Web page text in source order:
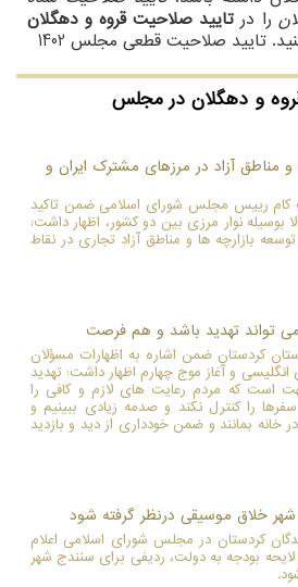
را در تایید صلاحیت قروه و دهگلان
تایید صلاحیت قطعی مجلس 1402
و دهگلان در مجلس
و مناطق آزاد در مرزهای مشترک ایران و
کام رییس مجلس شورای اسلامی ضمن تاکید
بوسیله نوار مرزی بین دو کشور، اظهار داشت:
بازارچه ها و مناطق آزاد تجاری در نقاط
تواند تهدید باشد و هم فرصت
کردستان ضمن اشاره به اظهارات مسؤلان
انگلیسی و آغاز موج چهارم اظهار داشت: تهدید
است که مردم رعایت های لازم و کافی را
را کنترل نکند و صدمه زیادی ببینیم و
بمانند و ضمن خودداری از دید و بازدید
خلاق موسیقی درنظر گرفته شود
کردستان در مجلس شورای اسلامی اعلام
بودجه به دولت، ردیفی برای سنندج شهر